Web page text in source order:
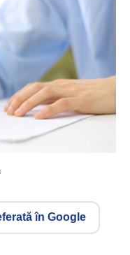
în Google